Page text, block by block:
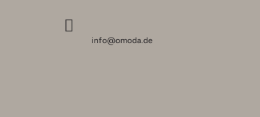
info@omoda.de